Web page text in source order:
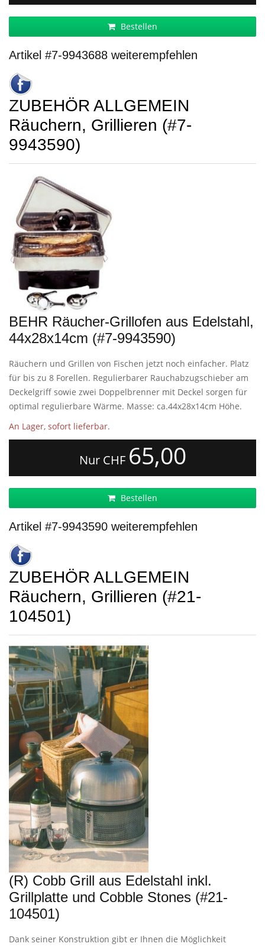
Bestellen
Artikel #7-9943688 weiterempfehlen
ZUBEHÖR ALLGEMEIN
Räuchern, Grillieren (#7-
9943590)
BEHR Räucher-Grillofen aus Edelstahl,
44x28x14cm (#7-9943590)
Räuchern und Grillen von Fischen jetzt noch einfacher. Platz
für bis zu 8 Forellen. Regulierbarer Rauchabzugschieber am
Deckelgriff sowie zwei Doppelbrenner mit Deckel sorgen für
optimal regulierbare Wärme. Masse: ca.44x28x14cm Höhe.
An Lager, sofort lieferbar.
Nur CHF 65,00
Bestellen
Artikel #7-9943590 weiterempfehlen
ZUBEHÖR ALLGEMEIN
Räuchern, Grillieren (#21-
104501)
(R) Cobb Grill aus Edelstahl inkl.
Grillplatte und Cobble Stones (#21-
104501)
Dank seiner Konstruktion gibt er Ihnen die Möglichkeit